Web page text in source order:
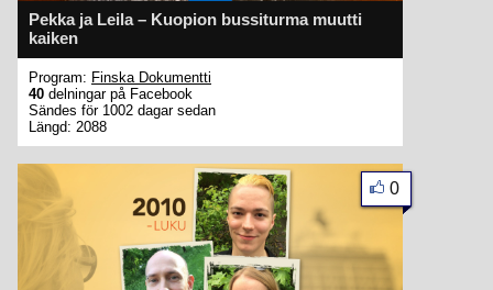
Pekka ja Leila – Kuopion bussiturma muutti
kaiken
Program: Finska Dokumentti
40 delningar på Facebook
Sändes för 1002 dagar sedan
Längd: 2088
0